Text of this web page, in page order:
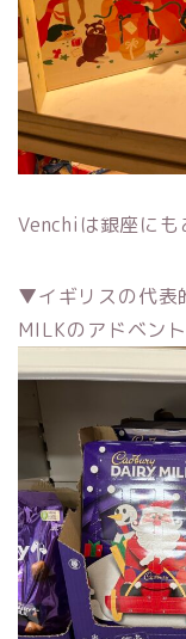
Venchiは銀座にも
▼イギリスの代表
MILKのアドベン